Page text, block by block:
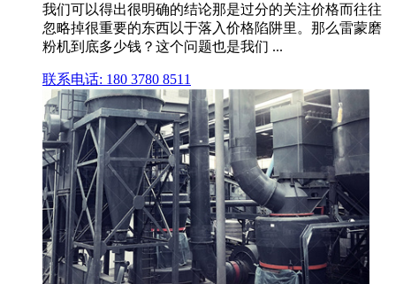
我们可以得出很明确的结论那是过分的关注价格而往往
忽略掉很重要的东西以于落入价格陷阱里。那么雷蒙磨
粉机到底多少钱？这个问题也是我们 ...
联系电话: 180 3780 8511